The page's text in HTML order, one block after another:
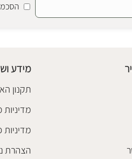
מידע
תקנון
מדיניות
מדיניות
הצהרת